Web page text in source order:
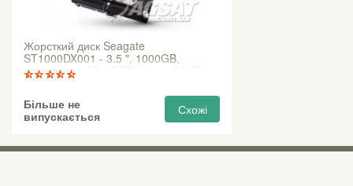
Жорсткий диск Seagate
ST1000DX001 - 3.5 ", 1000GB,
7200rpm, 64Mb, SATAIII-600 SSHD
Більше не
випускається
Схожі